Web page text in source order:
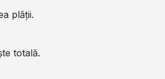
plății.
totală.